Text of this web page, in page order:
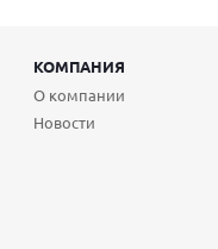
КОМПАНИЯ
О компании
Новости